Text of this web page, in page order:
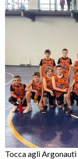
Tocca agli Argonauti